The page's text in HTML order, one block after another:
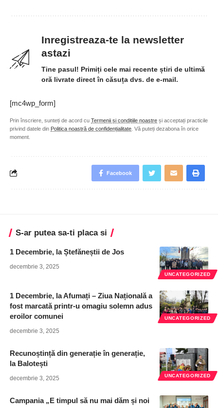
Inregistreaza-te la newsletter
astazi
Tine pasul! Primiți cele mai recente știri de ultimă
oră livrate direct în căsuța dvs. de e-mail.
[mc4wp_form]
Prin înscriere, sunteți de acord cu Termenii și condițiile noastre și acceptați practicile
privind datele din Politica noastră de confidențialitate . Vă puteți dezabona în orice
moment.
Facebook
S-ar putea sa-ti placa si
UNCATEGORIZED
1 Decembrie, la Ștefăneștii de Jos
decembrie 3, 2025
UNCATEGORIZED
1 Decembrie, la Afumați – Ziua Națională a
fost marcată printr-u omagiu solemn adus
eroilor comunei
decembrie 3, 2025
UNCATEGORIZED
Recunoștință din generație în generație,
la Balotești
decembrie 3, 2025
Campania „E timpul să nu mai dăm și noi